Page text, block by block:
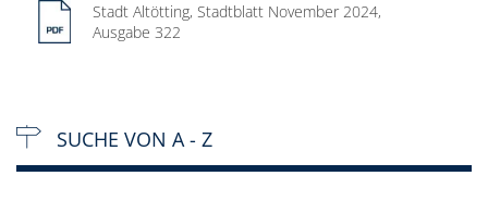
Stadt Altötting, Stadtblatt November 2024,
Ausgabe 322
SUCHE VON A - Z